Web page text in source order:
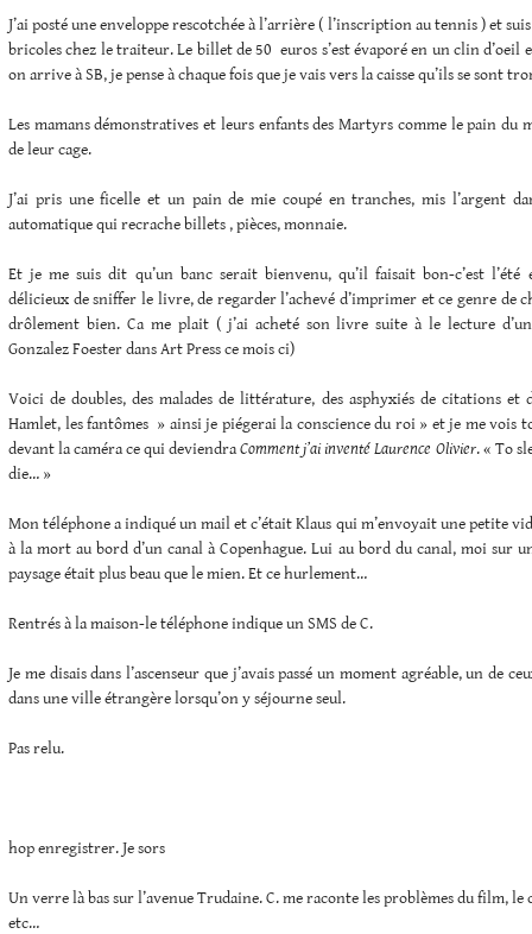
J’ai posté une enveloppe rescotchée à l’arrière ( l’inscription au tennis ) et
bricoles chez le traiteur. Le billet de 50 euros s’est évaporé en un clin d’oeil
on arrive à SB, je pense à chaque fois que je vais vers la caisse qu’ils se sont
Les mamans démonstratives et leurs enfants des Martyrs comme le pain du
de leur cage.
J’ai pris une ficelle et un pain de mie coupé en tranches, mis l’argent
automatique qui recrache billets , pièces, monnaie.
Et je me suis dit qu’un banc serait bienvenu, qu’il faisait bon-c’est l’été
délicieux de sniffer le livre, de regarder l’achevé d’imprimer et ce genre de
drôlement bien. Ca me plait ( j’ai acheté son livre suite à le lecture
Gonzalez Foester dans Art Press ce mois ci)
Voici de doubles, des malades de littérature, des asphyxiés de citations et
Hamlet, les fantômes » ainsi je piégerai la conscience du roi » et je me vois
devant la caméra ce qui deviendraComment j’ai inventé Laurence Olivier. « To
die… »
Mon téléphone a indiqué un mail et c’était Klaus qui m’envoyait une petite
à la mort au bord d’un canal à Copenhague. Lui au bord du canal, moi sur
paysage était plus beau que le mien. Et ce hurlement…
Rentrés à la maison-le téléphone indique un SMS de C.
Je me disais dans l’ascenseur que j’avais passé un moment agréable, un de
dans une ville étrangère lorsqu’on y séjourne seul.
Pas relu.
hop enregistrer. Je sors
Un verre là bas sur l’avenue Trudaine. C. me raconte les problèmes du film, le
etc…